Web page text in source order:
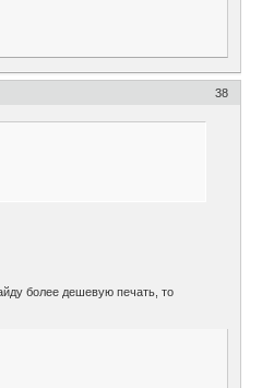
38
более дешевую печать, то